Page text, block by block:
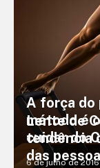
A força do
método é
cuidar do
6 de julho de 2016
Lente de
tendência
das